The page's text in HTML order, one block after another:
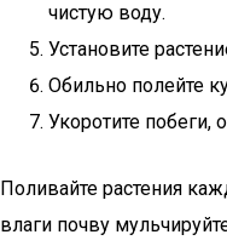
чистую воду.
Установите
Обильно полейте
Укоротите побеги,
Поливайте растения
влаги почву